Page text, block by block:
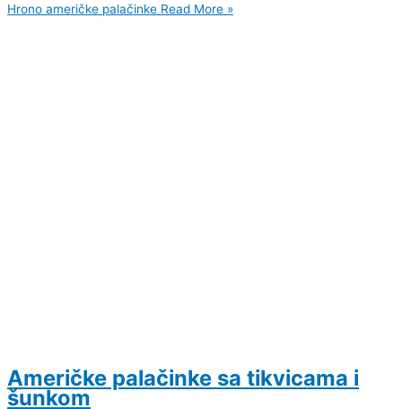
Hrono američke palačinke Read More »
Američke palačinke sa tikvicama i
šunkom